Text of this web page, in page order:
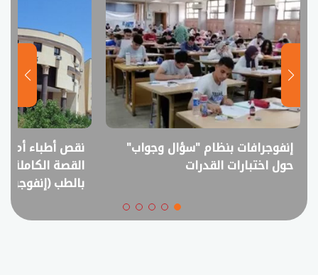
إنفوجرافات بنظام "سؤال وجواب"
حول اختبارات القدرات
نقص أطباء أم
القصة الكاملة
بالطب